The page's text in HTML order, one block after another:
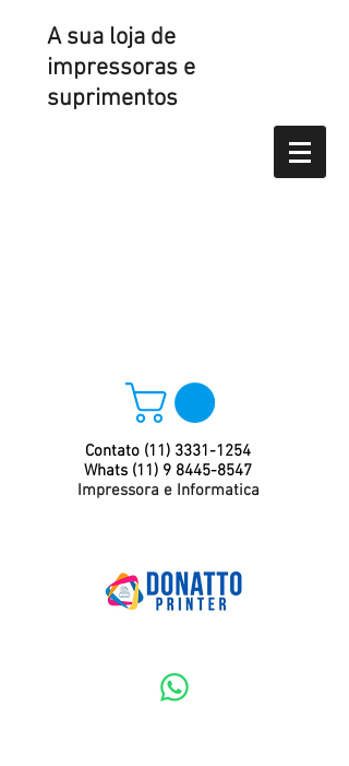
A sua loja de
impressoras e
suprimentos
Contato (11) 3331-1254
Whats (11) 9 8445-8547
Impressora e Informatica